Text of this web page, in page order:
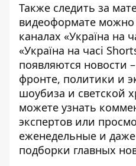
Также следить за
видеоформате
каналах «Україна на
«Україна на часі
появляются новости
фронте, политики и
шоубиза и светской
можете узнать
экспертов или
еженедельные и
подборки главных